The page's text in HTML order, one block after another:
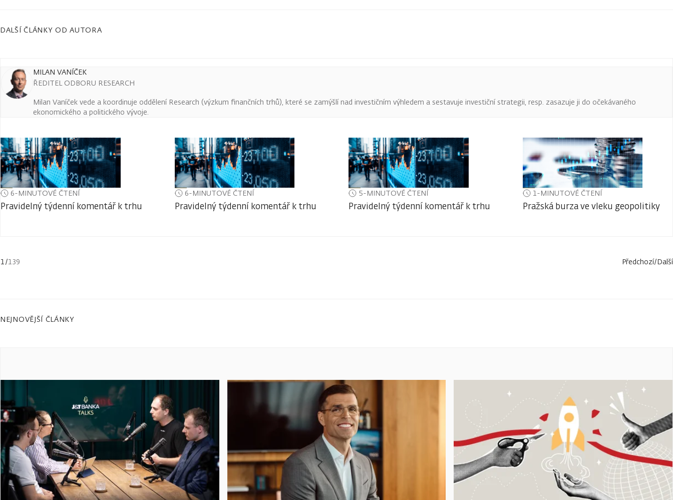
DALŠÍ ČLÁNKY OD AUTORA
MILAN VANÍČEK
ŘEDITEL ODBORU RESEARCH
Milan Vaníček vede a koordinuje oddělení Research (výzkum finančních trhů), které se zamýšlí nad investičním výhledem a sestavuje investiční strategii, resp. zasazuje ji do očekávaného
ekonomického a politického vývoje.
6-MINUTOVÉ ČTENÍ
Pravidelný týdenní komentář k trhu
6-MINUTOVÉ ČTENÍ
Pravidelný týdenní komentář k trhu
5-MINUTOVÉ ČTENÍ
Pravidelný týdenní komentář k trhu
1-MINUTOVÉ ČTENÍ
Pražská burza ve vleku geopolitiky
1 /139 Předchozí/Další
NEJNOVĚJŠÍ ČLÁNKY